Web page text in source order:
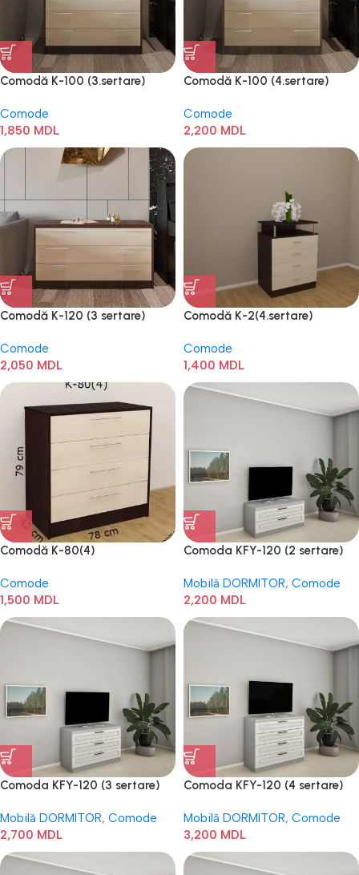
Comodă K-100 (3.sertare)
Comode
1,850 MDL
Comodă K-100 (4.sertare)
Comode
2,200 MDL
Comodă K-120 (3 sertare)
Comode
2,050 MDL
Comodă K-2(4.sertare)
Comode
1,400 MDL
Comodă K-80(4)
Comode
1,500 MDL
Comoda KFY-120 (2 sertare)
Mobilă DORMITOR, Comode
2,200 MDL
Comoda KFY-120 (3 sertare)
Mobilă DORMITOR, Comode
2,700 MDL
Comoda KFY-120 (4 sertare)
Mobilă DORMITOR, Comode
3,200 MDL